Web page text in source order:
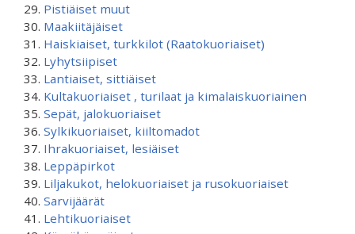
Pistiäiset muut
Maakiitäjäiset
Haiskiaiset, turkkilot (Raatokuoriaiset)
Lyhytsiipiset
Lantiaiset, sittiäiset
Kultakuoriaiset , turilaat ja kimalaiskuoriainen
Sepät, jalokuoriaiset
Sylkikuoriaiset, kiiltomadot
Ihrakuoriaiset, lesiäiset
Leppäpirkot
Liljakukot, helokuoriaiset ja rusokuoriaiset
Sarvijäärät
Lehtikuoriaiset